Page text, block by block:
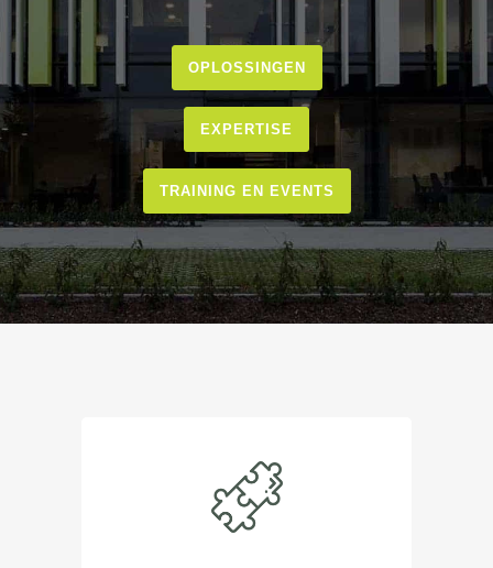
OPLOSSINGEN
EXPERTISE
TRAINING EN EVENTS